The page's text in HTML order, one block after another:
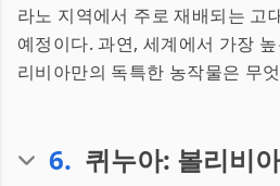
라노 지역에서 주로 재배되는 고
예정이다. 과연, 세계에서 가장
리비아만의 독특한 농작물은 무
6. 퀴누아: 볼리비